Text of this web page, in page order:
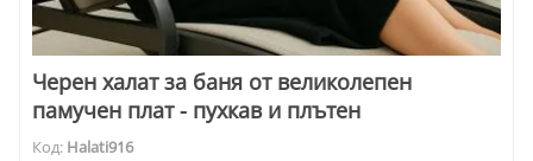
Черен халат за баня от великолепен
памучен плат - пухкав и плътен
Код: Halati916